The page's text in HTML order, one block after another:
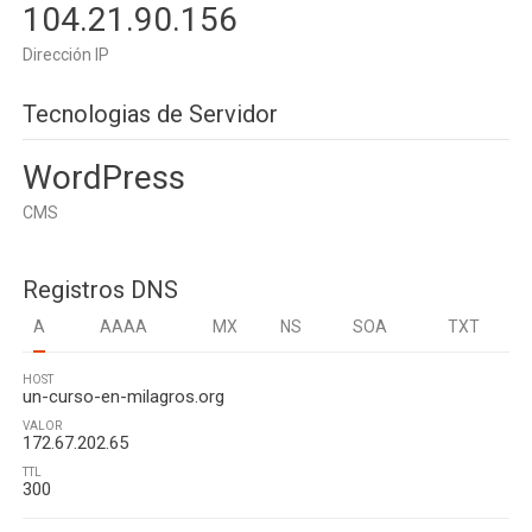
104.21.90.156
Dirección IP
Tecnologias de Servidor
WordPress
CMS
Registros DNS
A AAAA MX NS SOA TXT
HOST
un-curso-en-milagros.org
VALOR
172.67.202.65
TTL
300